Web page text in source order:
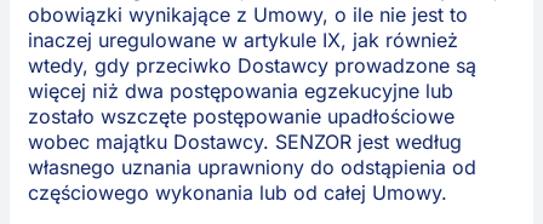
obowiązki wynikające z Umowy, o ile nie jest to
inaczej uregulowane w artykule IX, jak również
wtedy, gdy przeciwko Dostawcy prowadzone są
więcej niż dwa postępowania egzekucyjne lub
zostało wszczęte postępowanie upadłościowe
wobec majątku Dostawcy. SENZOR jest według
własnego uznania uprawniony do odstąpienia od
częściowego wykonania lub od całej Umowy.